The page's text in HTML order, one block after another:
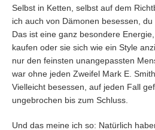
Selbst in Ketten, selbst auf dem
ich auch von Dämonen besessen, du
Das ist eine ganz besondere
kaufen oder sie sich wie ein Style
nur den feinsten unangepassten
war ohne jeden Zweifel Mark E.
Vielleicht besessen, auf jeden Fall
ungebrochen bis zum Schluss.
Und das meine ich so: Natürlich